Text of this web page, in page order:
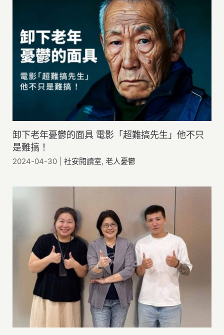
卸下老年憂鬱的面具 電影「超難搞先生」他不只
是難搞！
2024-04-30 社安閱讀室,老人憂鬱